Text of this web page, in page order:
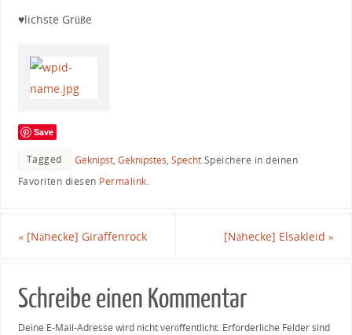
♥lichste Grüße
Save
Tagged Geknipst, Geknipstes, Specht.Speichere in deinen
Favoriten diesen Permalink.
«[Nähecke] Giraffenrock [Nähecke] Elsakleid»
Schreibe einen Kommentar
Deine E-Mail-Adresse wird nicht veröffentlicht. Erforderliche Felder sind